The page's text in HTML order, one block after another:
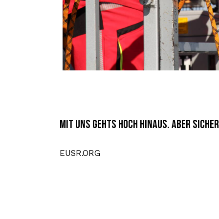
Mit uns gehts hoch hinaus. aber
EUSR.ORG